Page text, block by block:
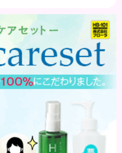
りも、どんな種類のできも
説いきましょう。 水疱 ご
と思いますが、すいほ
皮や表皮下にできるもので